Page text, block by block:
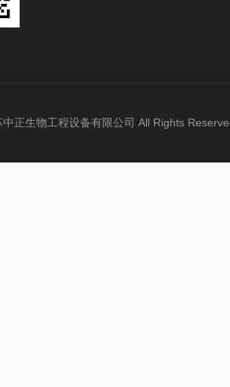
正生物工程设备有限公司 All Rights